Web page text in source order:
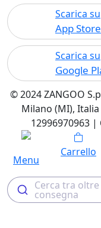
Scarica su
App Store
Scarica su
Google
© 2024 ZANGOO
Milano (MI), Italia
12996970963 |
Menu
Carrello
Cerca tra
consegna